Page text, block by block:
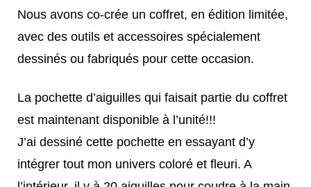
Nous avons co-crée un coffret, en édition limitée,
avec des outils et accessoires spécialement
dessinés ou fabriqués pour cette occasion.
La pochette d’aiguilles qui faisait partie du coffret
est maintenant disponible à l’unité!!!
J’ai dessiné cette pochette en essayant d’y
intégrer tout mon univers coloré et fleuri. A